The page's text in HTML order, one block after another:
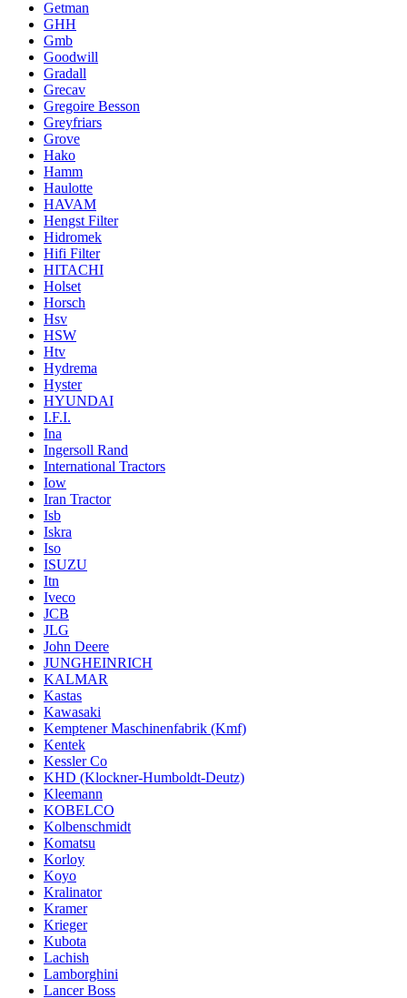
Getman
GHH
Gmb
Goodwill
Gradall
Grecav
Gregoire Besson
Greyfriars
Grove
Hako
Hamm
Haulotte
HAVAM
Hengst Filter
Hidromek
Hifi Filter
HITACHI
Holset
Horsch
Hsv
HSW
Htv
Hydrema
Hyster
HYUNDAI
I.F.I.
Ina
Ingersoll Rand
International Tractors
Iow
Iran Tractor
Isb
Iskra
Iso
ISUZU
Itn
Iveco
JCB
JLG
John Deere
JUNGHEINRICH
KALMAR
Kastas
Kawasaki
Kemptener Maschinenfabrik (Kmf)
Kentek
Kessler Co
KHD (Klockner-Humboldt-Deutz)
Kleemann
KOBELCO
Kolbenschmidt
Komatsu
Korloy
Koyo
Kralinator
Kramer
Krieger
Kubota
Lachish
Lamborghini
Lancer Boss